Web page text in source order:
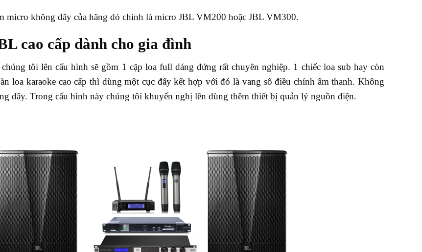
micro không dây của hãng đó chính là micro JBL VM200 hoặc JBL VM300.
cao cấp dành cho gia đình
tôi lên cấu hình sẽ gồm 1 cặp loa full dáng đứng rất chuyên nghiệp. 1 chiếc loa sub hay còn
loa karaoke cao cấp thì dùng một cục đẩy kết hợp với đó là vang số điều chỉnh âm thanh. Không
dây. Trong cấu hình này chúng tôi khuyến nghị lên dùng thêm thiết bị quản lý nguồn điện.